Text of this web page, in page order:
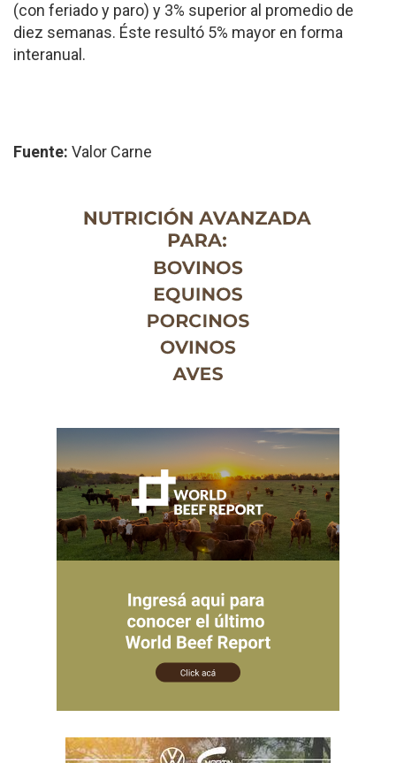
(con feriado y paro) y 3% superior al promedio de
diez semanas. Éste resultó 5% mayor en forma
interanual.
Fuente: Valor Carne